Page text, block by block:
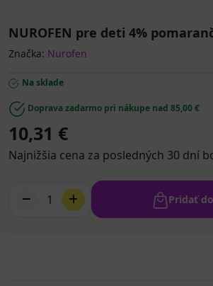
NUROFEN pre deti 4%
Značka: Nurofen
Na sklade
Doprava zadarmo pri nákupe nad 85,00 €
10,31 €
Najnižšia cena za posledných 30 dní
1 Pridať